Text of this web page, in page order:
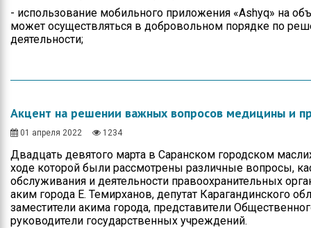
- использование мобильного приложения «Ashyq» на
может осуществляться в добровольном порядке по
деятельности;
Акцент на решении важных вопросов медицины и
01 апреля 2022 1234
Двадцать девятого марта в Саранском городском
ходе которой были рассмотрены различные вопросы,
обслуживания и деятельности правоохранительных
аким города Е. Темирханов, депутат Карагандинского
заместители акима города, представители
руководители государственных учреждений.